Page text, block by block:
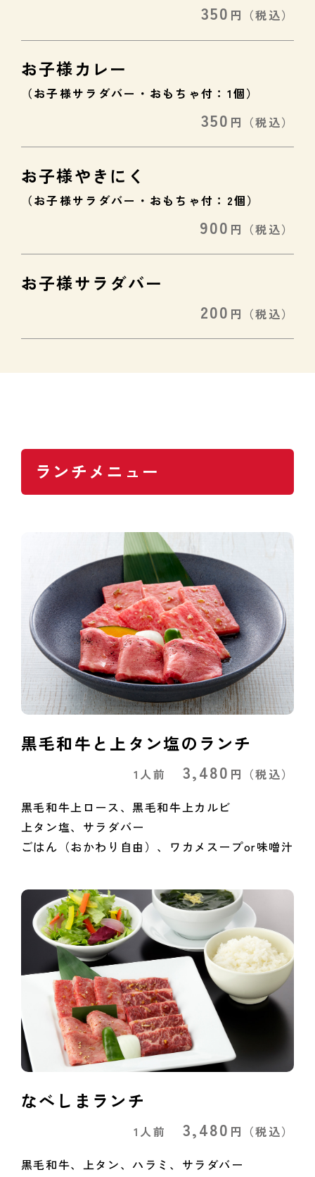
350 円 （税込）
お子様カレー
（お子様サラダバー・おもちゃ付：1個）
350 円 （税込）
お子様やきにく
（お子様サラダバー・おもちゃ付：2個）
900 円 （税込）
お子様サラダバー
200 円 （税込）
ランチメニュー
黒毛和牛と上タン塩のランチ
1人前 3,480 円 （税込）
黒毛和牛上ロース、黒毛和牛上カルビ
上タン塩、サラダバー
ごはん（おかわり自由）、ワカメスープor味噌汁
なべしまランチ
1人前 3,480 円 （税込）
黒毛和牛、上タン、ハラミ、サラダバー